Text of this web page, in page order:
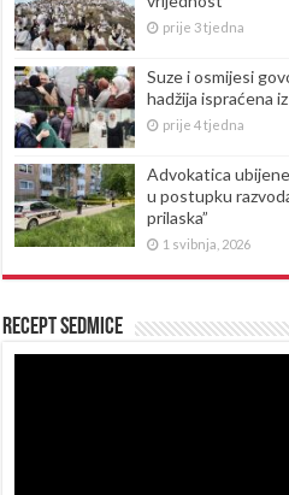
prije 3 tjedna
Suze i osmijesi
hadžija ispraćena
prije 4 tjedna
Advokatica
u postupku
prilaska”
1 svibnja, 2026
Recept sedmice